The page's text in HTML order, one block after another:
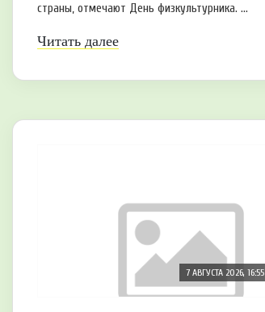
страны, отмечают День физкультурника. ...
Читать далее
7 АВГУСТА 2026, 16:55